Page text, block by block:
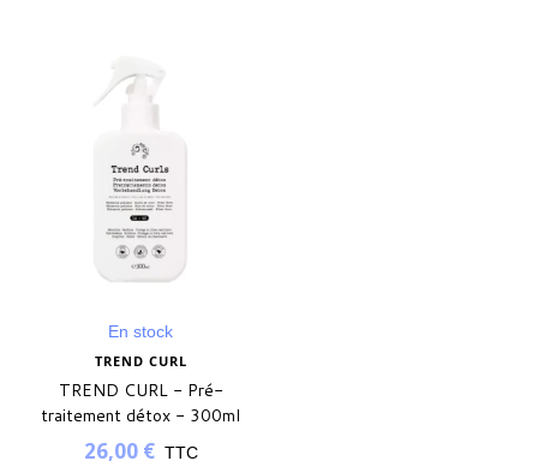
En stock
TREND CURL
TREND CURL - Pré-
traitement détox - 300ml
26,00 € TTC